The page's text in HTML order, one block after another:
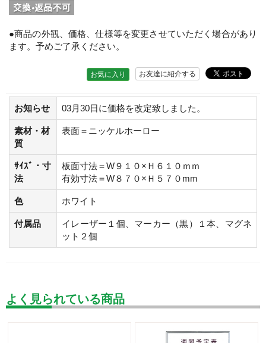
●商品の外観、価格、仕様等を変更させていただく場合があり
ます。予めご了承ください。
お友達に紹介する
お気に入り
お知らせ 03月30日に価格を改定致しました。
素材・材
質
表面＝ニッケルホーロー
ｻｲｽﾞ・寸
法
板面寸法＝W９１０×Ｈ６１０ｍｍ
有効寸法＝W８７０×Ｈ５７０mm
色 ホワイト
付属品
イレーザー１個、マーカー（黒）１本、マグネ
ット２個
よく見られている商品